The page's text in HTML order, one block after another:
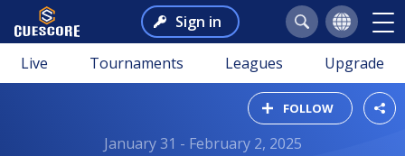
Sign in
Live Tournaments Leagues Upgrade
FOLLOW
January 31 - February 2, 2025